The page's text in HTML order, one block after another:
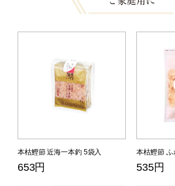
本枯鰹節 近海一本釣 5袋入
653円
本枯鰹節 ふ
535円